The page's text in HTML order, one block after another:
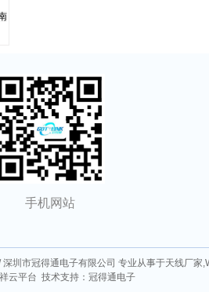
手机网站
圳市冠得通电子有限公司 专业从事于天线厂家,
祥云平台 技术支持： 冠得通电子